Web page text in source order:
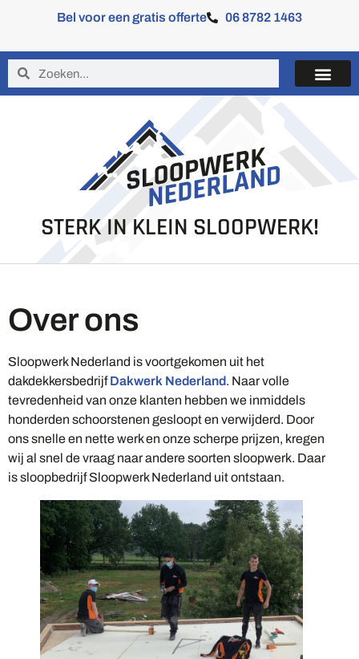
Bel voor een gratis offerte 06 8782 1463
STERK IN KLEIN SLOOPWERK!
Over ons
Sloopwerk Nederland is voortgekomen uit het
dakdekkersbedrijfDakwerk Nederland. Naar volle
tevredenheid van onze klanten hebben we inmiddels
honderden schoorstenen gesloopt en verwijderd. Door
ons snelle en nette werk en onze scherpe prijzen, kregen
wij al snel de vraag naar andere soorten sloopwerk. Daar
is sloopbedrijf Sloopwerk Nederland uit ontstaan.